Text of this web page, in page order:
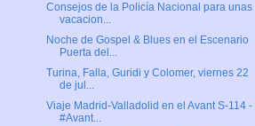
Consejos de la Policía Nacional para unas
vacacion...
Noche de Gospel & Blues en el Escenario
Puerta del...
Turina, Falla, Guridi y Colomer, viernes 22
de jul...
Viaje Madrid-Valladolid en el Avant S-114 -
#Avant...